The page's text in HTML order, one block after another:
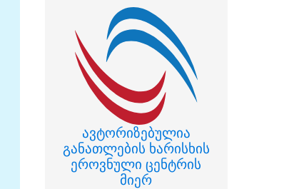
ავტორიზებულია
განათლების ხარისხის
ეროვნული ცენტრის
მიერ